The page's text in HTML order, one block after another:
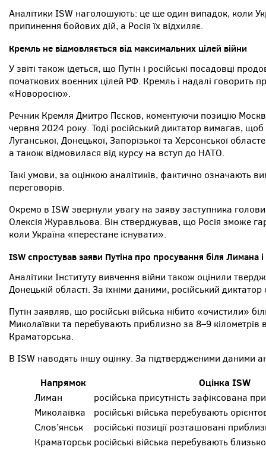
Аналітики ISW наголошують: це ще один випадок, коли
припинення бойових дій, а Росія їх відхиляє.
Кремль не відмовляється від максимальних цілей війни
У звіті також ідеться, що Путін і російські посадовці
початкових воєнних цілей РФ. Кремль і надалі говорить
«Новоросію».
Речник Кремля Дмитро Пєсков, коментуючи позицію
червня 2024 року. Тоді російський диктатор вимагав, щоб
Луганської, Донецької, Запорізької та Херсонської
а також відмовилася від курсу на вступ до НАТО.
Такі умови, за оцінкою аналітиків, фактично означають
переговорів.
Окремо в ISW звернули увагу на заяву заступника
Олексія Журавльова. Він стверджував, що Росія зможе
коли Україна «перестане існувати».
ISW спростував заяви Путіна про просування біля Лимана
Аналітики Інституту вивчення війни також оцінили
Донецькій області. За їхніми даними, російський
Путін заявляв, що російські війська нібито «очистили»
Миколаївки та перебувають приблизно за 8–9 кілометрів
Краматорська.
В ISW наводять іншу оцінку. За підтвердженими даними
Напрямок Оцінка ISW
Лиман
російська присутність зафіксована
Миколаївка
російські війська перебувають
Слов’янськ
російські позиції розташовані
Краматорськ російські війська перебувають